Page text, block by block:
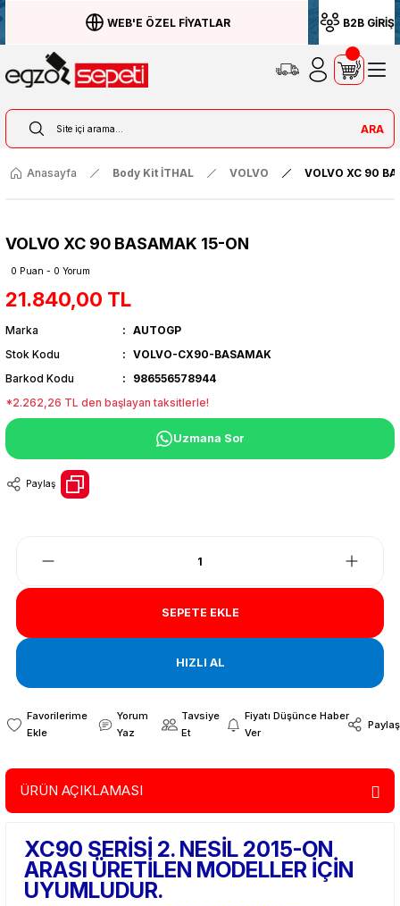
WEB'E ÖZEL FİYATLAR B2B GİRİŞ
ARA
Anasayfa Body Kit İTHAL VOLVO VOLVO XC 90
VOLVO XC 90 BASAMAK 15-ON
0 Puan - 0 Yorum
21.840,00 TL
Marka
AUTOGP
Stok Kodu
VOLVO-CX90-BASAMAK
Barkod Kodu
986556578944
*2.262,26 TL den başlayan taksitlerle!
Uzmana Sor
Paylaş
SEPETE EKLE
HIZLI AL
Yorum
Yaz
Tavsiye
Et
Fiyatı Düşünce Haber
Ver
Paylaş
ÜRÜN AÇIKLAMASI
XC90 SERİSİ 2. NESİL 2015-ON
ARASI ÜRETİLEN MODELLER İÇİN
UYUMLUDUR.